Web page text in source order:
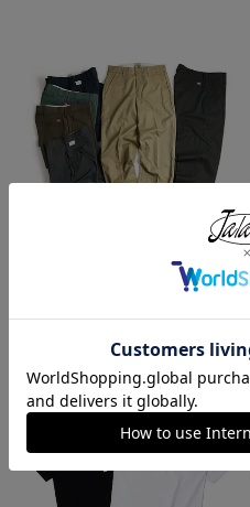
レッドキャップ REDKAP #PT20
インダストリアル ワークパンツ